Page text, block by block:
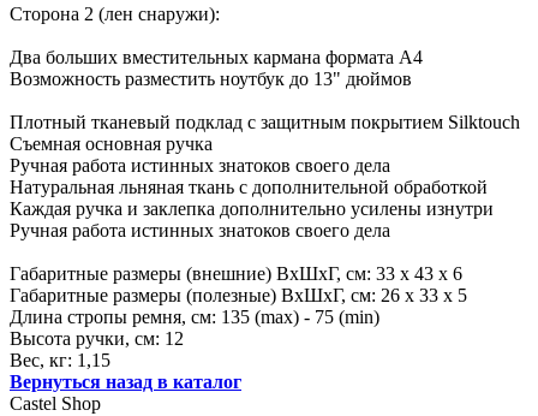
Сторона 2 (лен снаружи):
Два больших вместительных кармана формата А4
Возможность разместить ноутбук до 13" дюймов
Плотный тканевый подклад с защитным покрытием Silktouch
Съемная основная ручка
Ручная работа истинных знатоков своего дела
Натуральная льняная ткань с дополнительной обработкой
Каждая ручка и заклепка дополнительно усилены изнутри
Ручная работа истинных знатоков своего дела
Габаритные размеры (внешние) ВхШхГ, см: 33 х 43 х 6
Габаритные размеры (полезные) ВхШхГ, см: 26 х 33 х 5
Длина стропы ремня, см: 135 (max) - 75 (min)
Высота ручки, см: 12
Вес, кг: 1,15
Вернуться назад в каталог
Castel Shop